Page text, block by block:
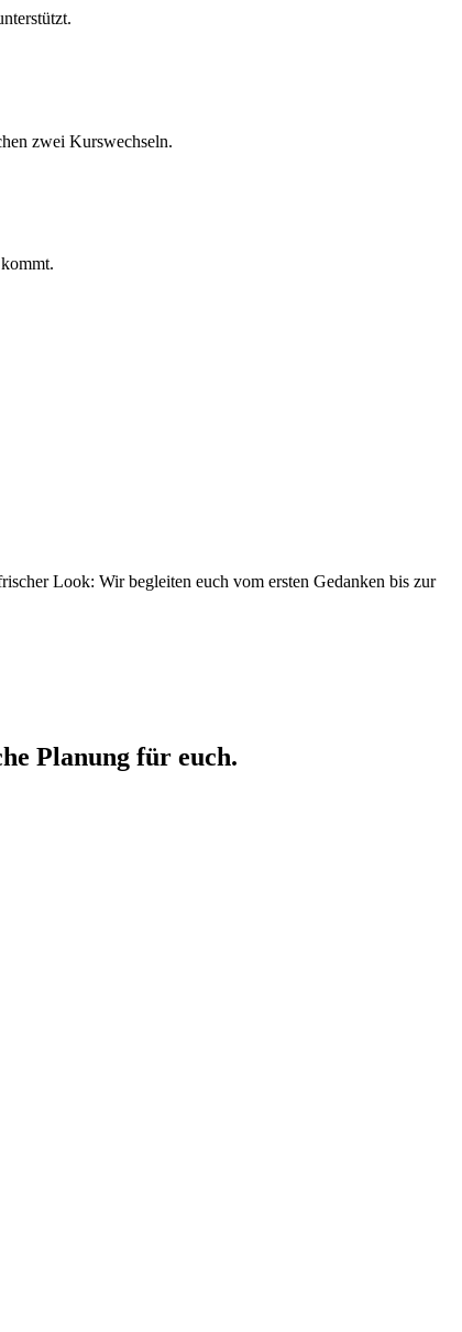
zwei Kurswechseln.
Look: Wir begleiten euch vom ersten Gedanken bis zur
Planung für euch.